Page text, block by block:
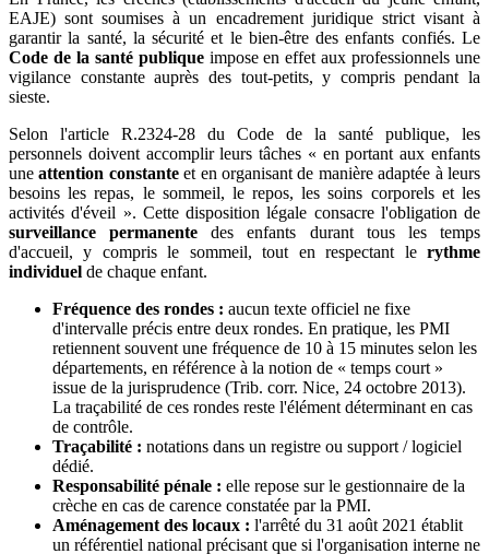
EAJE) sont soumises à un encadrement juridique strict visant à
garantir la santé, la sécurité et le bien-être des enfants confiés. Le
Code de la santé publiqueimpose en effet aux professionnels une
vigilance constante auprès des tout-petits, y compris pendant la
sieste.
Selon l'article R.2324-28 du Code de la santé publique, les
personnels doivent accomplir leurs tâches « en portant aux enfants
uneattention constanteet en organisant de manière adaptée à leurs
besoins les repas, le sommeil, le repos, les soins corporels et les
activités d'éveil ». Cette disposition légale consacre l'obligation de
surveillance permanente des enfants durant tous les temps
d'accueil, y compris le sommeil, tout en respectant le rythme
individuel de chaque enfant.
Fréquence des rondes : aucun texte officiel ne fixe
d'intervalle précis entre deux rondes. En pratique, les PMI
retiennent souvent une fréquence de 10 à 15 minutes selon les
départements, en référence à la notion de « temps court »
issue de la jurisprudence (Trib. corr. Nice, 24 octobre 2013).
La traçabilité de ces rondes reste l'élément déterminant en cas
de contrôle.
Traçabilité : notations dans un registre ou support / logiciel
dédié.
Responsabilité pénale : elle repose sur le gestionnaire de la
crèche en cas de carence constatée par la PMI.
Aménagement des locaux : l'arrêté du 31 août 2021 établit
un référentiel national précisant que si l'organisation interne ne